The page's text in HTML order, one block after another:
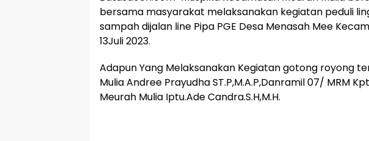
bersama masyarakat melaksanakan kegiatan peduli
sampah dijalan line Pipa PGE Desa Menasah Mee
13Juli 2023.
Adapun Yang Melaksanakan Kegiatan gotong royong
Mulia Andree Prayudha ST.P,M.A.P,Danramil 07/ MRM
Meurah Mulia Iptu.Ade Candra.S.H,M.H.